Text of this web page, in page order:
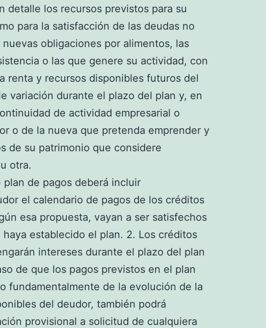
detalle los recursos previstos para su
para la satisfacción de las deudas no
obligaciones por alimentos, las
o las que genere su actividad, con
renta y recursos disponibles futuros del
variación durante el plazo del plan y, en
de actividad empresarial o
o de la nueva que pretenda emprender y
de su patrimonio que considere
otra.
plan de pagos deberá incluir
el calendario de pagos de los créditos
esa propuesta, vayan a ser satisfechos
establecido el plan. 2. Los créditos
intereses durante el plazo del plan
de que los pagos previstos en el plan
fundamentalmente de la evolución de la
del deudor, también podrá
provisional a solicitud de cualquiera